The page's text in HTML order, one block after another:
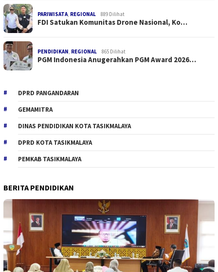
PARIWISATA, REGIONAL 889 Dilihat
FDI Satukan Komunitas Drone Nasional, Ko…
PENDIDIKAN, REGIONAL 865 Dilihat
PGM Indonesia Anugerahkan PGM Award 2026…
DPRD PANGANDARAN
GEMAMITRA
DINAS PENDIDIKAN KOTA TASIKMALAYA
DPRD KOTA TASIKMALAYA
PEMKAB TASIKMALAYA
BERITA PENDIDIKAN